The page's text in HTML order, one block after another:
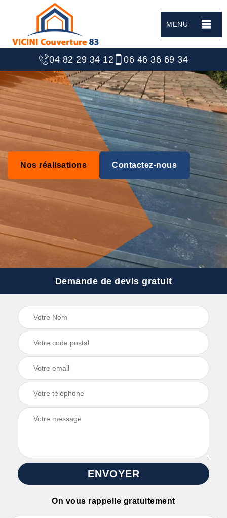
MENU
04 82 29 34 12 06 46 36 69 34
Nos réalisations Contactez-nous
Demande de devis gratuit
On vous rappelle gratuitement